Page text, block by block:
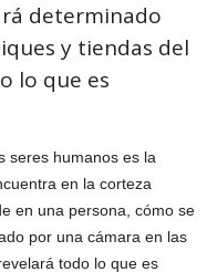
determinado
y tiendas del
lo que es
seres humanos es la
en la corteza
en una persona, cómo se
por una cámara en las
todo lo que es